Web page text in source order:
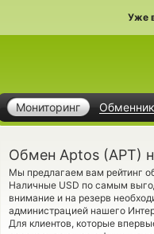
Уже
Мониторинг
Обмен Aptos (APT)
Мы предлагаем вам рейтинг
Наличные USD по самым
внимание и на резерв
администрацией нашего
Для клиентов, которые